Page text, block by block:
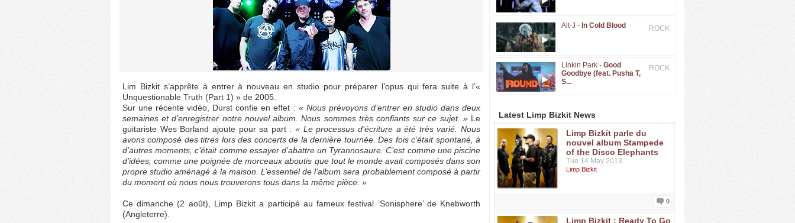
Lim Bizkit s’apprête à entrer à nouveau en studio pour préparer l’opus qui fera suite à l’«
Unquestionable Truth (Part 1) » de 2005.
Sur une récente vidéo, Durst confie en effet : « Nous prévoyons d’entrer en studio dans deux
semaines et d’enregistrer notre nouvel album. Nous sommes très confiants sur ce sujet. »Le
guitariste Wes Borland ajoute pour sa part : « Le processus d’écriture a été très varié. Nous
avons composé des titres lors des concerts de la dernière tournée. Des fois c’était spontané, à
d’autres moments, c’était comme essayer d’abattre un Tyrannosaure. C’est comme une piscine
d’idées, comme une poignée de morceaux aboutis que tout le monde avait composés dans son
propre studio aménagé à la maison. L’essentiel de l’album sera probablement composé à partir
du moment où nous nous trouverons tous dans la même pièce. »
Ce dimanche (2 août), Limp Bizkit a participé au fameux festival ‘Sonisphere’ de Knebworth
(Angleterre).
ROCK
Alt-J - In Cold Blood
ROCK
Linkin Park - Good
Goodbye (feat. Pusha T,
S...
Latest Limp Bizkit News
Limp Bizkit parle du
nouvel album Stampede
of the Disco Elephants
Tue 14 May 2013
Limp Bizkit
0
Limp Bizkit : Ready To Go